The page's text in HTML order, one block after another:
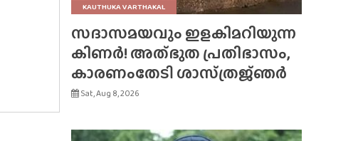
KAUTHUKA VARTHAKAL
സദാസമയവും ഇളകിമറിയുന്ന
കിണർ! അത്‌ഭുത പ്രതിഭാസം,
കാരണംതേടി ശാസ്‌ത്രജ്‌ഞർ
Sat, Aug 8, 2026